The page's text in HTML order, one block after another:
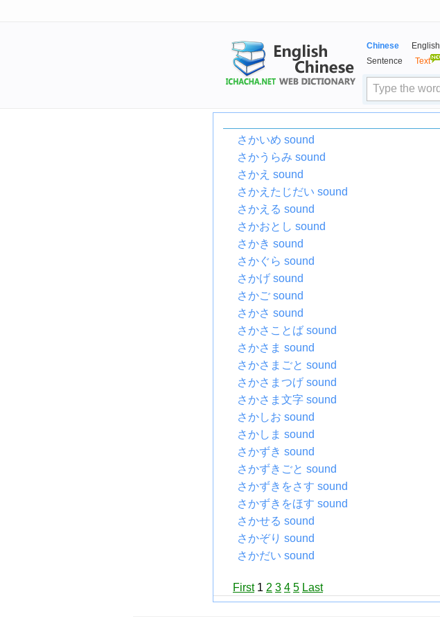
Chinese English
Sentence
Text
さかいめ sound
さかうらみ sound
さかえ sound
さかえたじだい sound
さかえる sound
さかおとし sound
さかき sound
さかぐら sound
さかげ sound
さかご sound
さかさ sound
さかさことば sound
さかさま sound
さかさまごと sound
さかさまつげ sound
さかさま文字 sound
さかしお sound
さかしま sound
さかずき sound
さかずきごと sound
さかずきをさす sound
さかずきをほす sound
さかせる sound
さかぞり sound
さかだい sound
First1 2 3 4 5 Last